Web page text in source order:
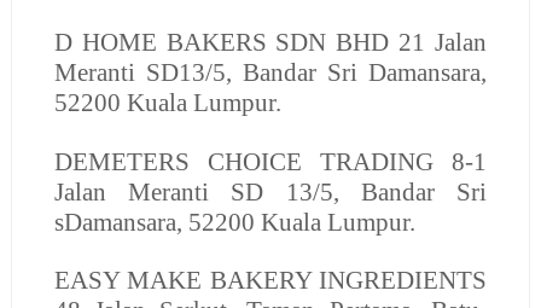
D HOME BAKERS SDN BHD 21 Jalan
Meranti SD13/5, Bandar Sri Damansara,
52200 Kuala Lumpur.
DEMETERS CHOICE TRADING 8-1
Jalan Meranti SD 13/5, Bandar Sri
sDamansara, 52200 Kuala Lumpur.
EASY MAKE BAKERY INGREDIENTS